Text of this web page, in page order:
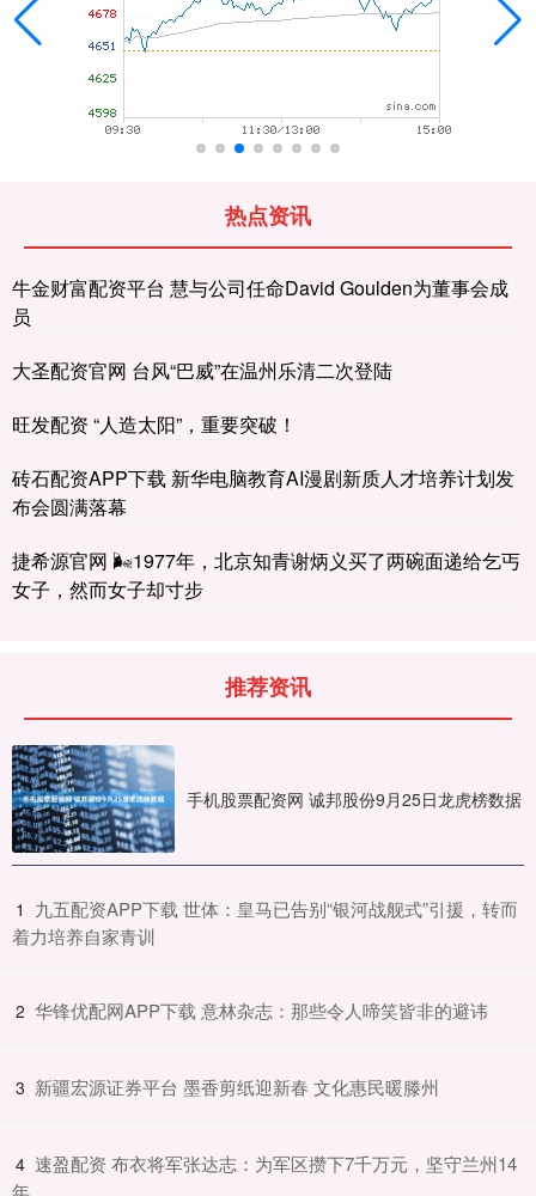
热点资讯
牛金财富配资平台 慧与公司任命David Goulden为董事会成
员
大圣配资官网 台风“巴威”在温州乐清二次登陆
旺发配资 “人造太阳”，重要突破！
砖石配资APP下载 新华电脑教育AI漫剧新质人才培养计划发
布会圆满落幕
捷希源官网 🌬1977年，北京知青谢炳义买了两碗面递给乞丐
女子，然而女子却寸步
推荐资讯
手机股票配资网 诚邦股份9月25日龙虎榜数据
1 ​九五配资APP下载 世体：皇马已告别“银河战舰式”引援，转而
着力培养自家青训
2 ​华锋优配网APP下载 意林杂志：那些令人啼笑皆非的避讳
3 ​新疆宏源证券平台 墨香剪纸迎新春 文化惠民暖滕州
4 ​速盈配资 布衣将军张达志：为军区攒下7千万元，坚守兰州14